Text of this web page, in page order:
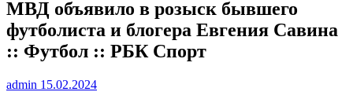
МВД объявило в розыск бывшего
футболиста и блогера Евгения Савина
:: Футбол :: РБК Спорт
admin 15.02.2024